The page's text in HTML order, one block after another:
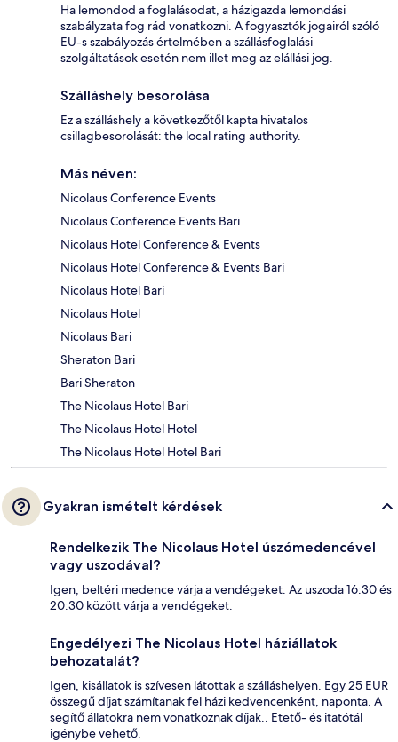
Ha lemondod a foglalásodat, a házigazda lemondási
szabályzata fog rád vonatkozni. A fogyasztók jogairól szóló
EU-s szabályozás értelmében a szállásfoglalási
szolgáltatások esetén nem illet meg az elállási jog.
Szálláshely besorolása
Ez a szálláshely a következőtől kapta hivatalos
csillagbesorolását: the local rating authority.
Más néven:
Nicolaus Conference Events
Nicolaus Conference Events Bari
Nicolaus Hotel Conference & Events
Nicolaus Hotel Conference & Events Bari
Nicolaus Hotel Bari
Nicolaus Hotel
Nicolaus Bari
Sheraton Bari
Bari Sheraton
The Nicolaus Hotel Bari
The Nicolaus Hotel Hotel
The Nicolaus Hotel Hotel Bari
Gyakran ismételt kérdések
Rendelkezik The Nicolaus Hotel úszómedencével
vagy uszodával?
Igen, beltéri medence várja a vendégeket. Az uszoda 16:30 és
20:30 között várja a vendégeket.
Engedélyezi The Nicolaus Hotel háziállatok
behozatalát?
Igen, kisállatok is szívesen látottak a szálláshelyen. Egy 25 EUR
összegű díjat számítanak fel házi kedvencenként, naponta. A
segítő állatokra nem vonatkoznak díjak.. Etető- és itatótál
igénybe vehető.